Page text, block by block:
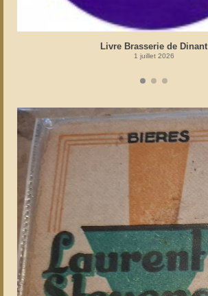
Livre Brasserie de Dinant
1 juillet 2026